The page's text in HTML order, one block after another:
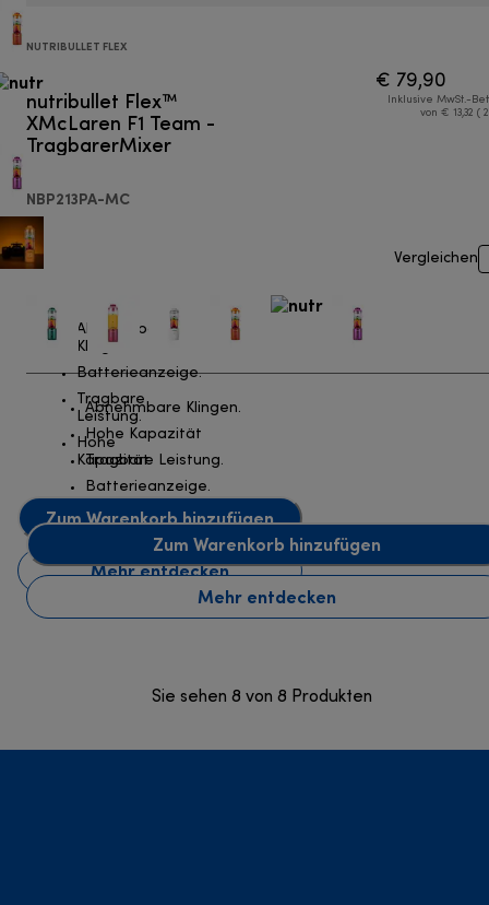
Abnehmbare
Klingen.
Batterieanzeige.
Tragbare
Leistung.
Hohe
Kapazität
Zum Warenkorb hinzufügen
Mehr entdecken
NUTRIBULLET FLEX
nutribullet Flex™
XMcLaren F1 Team -
TragbarerMixer
NBP213PA-MC
€ 79,90
Inklusive MwSt.-
von € 13,32 (
Vergleichen
Abnehmbare Klingen.
Hohe Kapazität
Tragbare Leistung.
Batterieanzeige.
Zum Warenkorb hinzufügen
Mehr entdecken
Sie sehen 8 von 8 Produkten